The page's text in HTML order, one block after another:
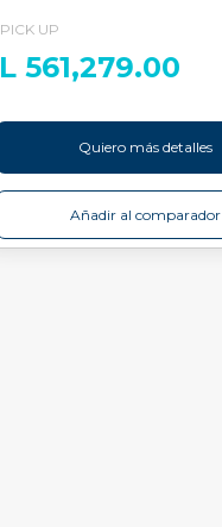
PICK UP
L 561,279.00
Quiero más detalles
Añadir al comparador